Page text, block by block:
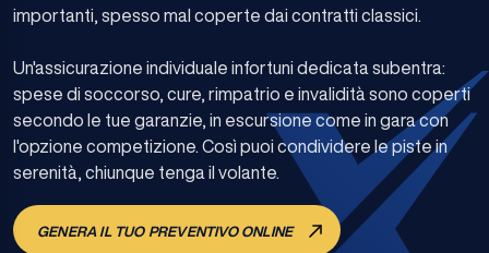
importanti, spesso mal coperte dai contratti classici.
Un'assicurazione individuale infortuni dedicata subentra:
spese di soccorso, cure, rimpatrio e invalidità sono coperti
secondo le tue garanzie, in escursione come in gara con
l'opzione competizione. Così puoi condividere le piste in
serenità, chiunque tenga il volante.
GENERA IL TUO PREVENTIVO ONLINE